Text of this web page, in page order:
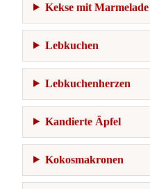
Kekse mit Marmelade
Lebkuchen
Lebkuchenherzen
Kandierte Äpfel
Kokosmakronen